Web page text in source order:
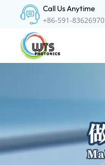
Call Us Anytime
+86-591-83626970